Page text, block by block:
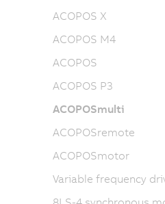
ACOPOS X
ACOPOS M4
ACOPOS
ACOPOS P3
ACOPOSmulti
ACOPOSremote
ACOPOSmotor
Variable frequency